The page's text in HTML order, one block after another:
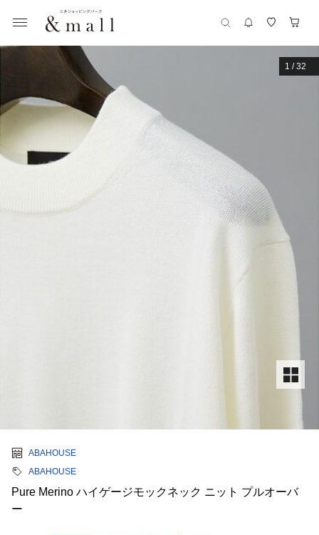
1 /32
ABAHOUSE
ABAHOUSE
Pure Merino ハイゲージモックネック ニット プルオーバ
ー